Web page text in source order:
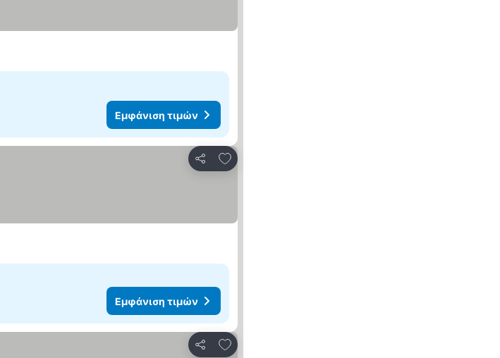
Εμφάνιση τιμών
Κοινοποίηση
Προσθήκη στα αγαπημένα
Εμφάνιση τιμών
Κοινοποίηση
Προσθήκη στα αγαπημένα